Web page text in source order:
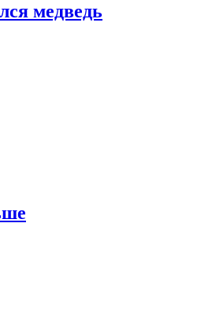
медведь